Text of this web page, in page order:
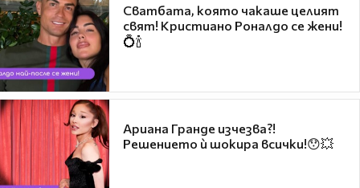
Сватбата, която чакаше целият
свят! Кристиано Роналдо се жени!
💍🍾
Ариана Гранде изчезва?!
Решението ѝ шокира всички!😯💥